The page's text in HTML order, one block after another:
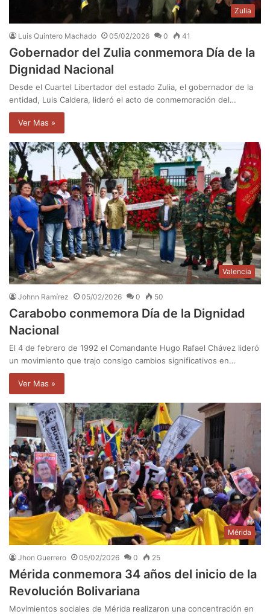
Zulia
Luis Quintero Machado 05/02/2026 0 41
Gobernador del Zulia conmemora Día de la
Dignidad Nacional
Desde el Cuartel Libertador del estado Zulia, el gobernador de la
entidad, Luis Caldera, lideró el acto de conmemoración del…
Ver Mas »
Valencia
Johnn Ramírez 05/02/2026 0 50
Carabobo conmemora Día de la Dignidad
Nacional
El 4 de febrero de 1992 el Comandante Hugo Rafael Chávez lideró
un movimiento que trajo consigo cambios significativos en…
Ver Mas »
Mérida
Jhon Guerrero 05/02/2026 0 25
Mérida conmemora 34 años del inicio de la
Revolución Bolivariana
Movimientos sociales de Mérida realizaron una concentración en